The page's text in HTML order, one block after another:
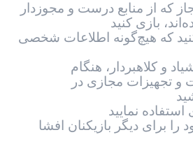
که از منابع درست و مجوزدار
بازی کنید
که هیچ‌گونه اطلاعات شخصی
و کلاهبردار، هنگام
و تجهیزات مجازی در
نمایید
برای دیگر بازیکنان افشا